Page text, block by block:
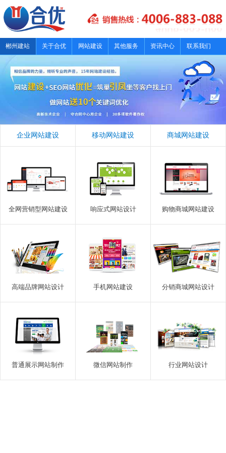
郴州建站 关于合优 网站建设 其他服务 资讯中心 联系我们
企业网站建设 移动网站建设 商城网站建设
全网营销型网站建设 响应式网站设计 购物商城网站建设
高端品牌网站设计 手机网站建设 分销商城网站设计
普通展示网站制作 微信网站制作 行业网站设计